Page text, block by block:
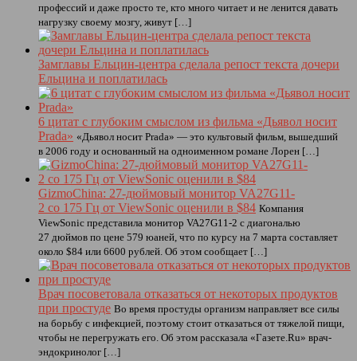
профессий и даже просто те, кто много читает и не ленится давать
нагрузку своему мозгу, живут […]
Замглавы Ельцин-центра сделала репост текста дочери
Ельцина и поплатилась
6 цитат с глубоким смыслом из фильма «Дьявол носит
Prada» «Дьявол носит Prada» — это культовый фильм, вышедший
в 2006 году и основанный на одноименном романе Лорен […]
GizmoChina: 27-дюймовый монитор VA27G11-
2 со 175 Гц от ViewSonic оценили в $84 Компания
ViewSonic представила монитор VA27G11-2 с диагональю
27 дюймов по цене 579 юаней, что по курсу на 7 марта составляет
около $84 или 6600 рублей. Об этом сообщает […]
Врач посоветовала отказаться от некоторых продуктов
при простуде Во время простуды организм направляет все силы
на борьбу с инфекцией, поэтому стоит отказаться от тяжелой пищи,
чтобы не перегружать его. Об этом рассказала «Газете.Ru» врач-
эндокринолог […]